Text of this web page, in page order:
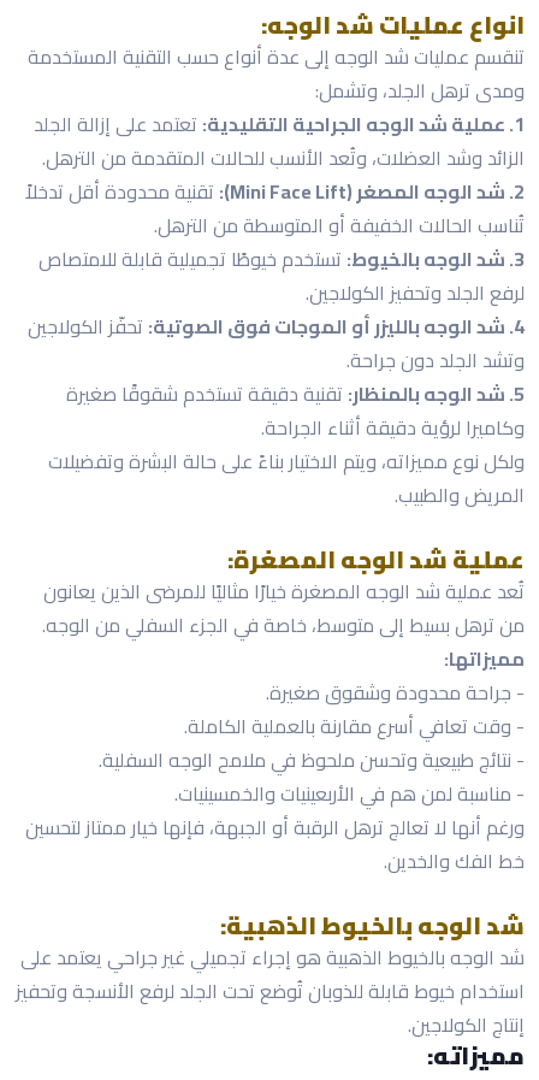
انواع عمليات شد الوجه:
تنقسم عمليات شد الوجه إلى عدة أنواع حسب التقنية المستخدمة
ومدى ترهل الجلد، وتشمل:
1. عملية شد الوجه الجراحية التقليدية:
تعتمد على إزالة الجلد
الزائد وشد العضلات، وتُعد الأنسب للحالات المتقدمة من الترهل.
2. شد الوجه المصغر (Mini Face Lift):
تقنية محدودة أقل تدخلاً
تُناسب الحالات الخفيفة أو المتوسطة من الترهل.
3. شد الوجه بالخيوط:
تستخدم خيوطًا تجميلية قابلة للامتصاص
لرفع الجلد وتحفيز الكولاجين.
4. شد الوجه بالليزر أو الموجات فوق الصوتية:
تحفّز الكولاجين
وتشد الجلد دون جراحة.
5. شد الوجه بالمنظار:
تقنية دقيقة تستخدم شقوقًا صغيرة
وكاميرا لرؤية دقيقة أثناء الجراحة.
ولكل نوع مميزاته، ويتم الاختيار بناءً على حالة البشرة وتفضيلات
المريض والطبيب.
عملية شد الوجه المصغرة:
تُعد عملية شد الوجه المصغرة خيارًا مثاليًا للمرضى الذين يعانون
من ترهل بسيط إلى متوسط، خاصة في الجزء السفلي من الوجه.
مميزاتها:
- جراحة محدودة وشقوق صغيرة.
- وقت تعافي أسرع مقارنة بالعملية الكاملة.
- نتائج طبيعية وتحسن ملحوظ في ملامح الوجه السفلية.
- مناسبة لمن هم في الأربعينيات والخمسينيات.
ورغم أنها لا تعالج ترهل الرقبة أو الجبهة، فإنها خيار ممتاز لتحسين
خط الفك والخدين.
شد الوجه بالخيوط الذهبية:
شد الوجه بالخيوط الذهبية هو إجراء تجميلي غير جراحي يعتمد على
استخدام خيوط قابلة للذوبان تُوضع تحت الجلد لرفع الأنسجة وتحفيز
إنتاج الكولاجين.
مميزاته: